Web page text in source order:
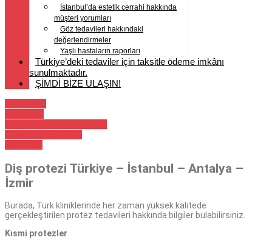
İstanbul’da estetik cerrahi hakkında
müşteri yorumları
Göz tedavileri hakkındaki
değerlendirmeler
Yaşlı hastaların raporları
Türkiye’deki tedaviler için taksitle ödeme imkânı
sunulmaktadır.
ŞİMDİ BİZE ULAŞIN!
Diş protezi Türkiye – İstanbul – Antalya –
İzmir
Burada, Türk kliniklerinde her zaman yüksek kalitede
gerçekleştirilen protez tedavileri hakkında bilgiler bulabilirsiniz.
Kısmi protezler